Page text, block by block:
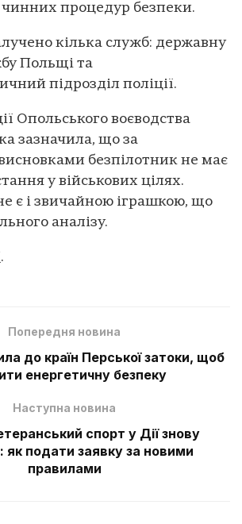
чинних процедур безпеки.
кілька служб: державну
Польщі та
підрозділ поліції.
Опольського воєводства
зазначила, що за
безпілотник не має
у військових цілях.
є і звичайною іграшкою, що
аналізу.
.
Попередня новина
до країн Перської затоки, щоб
енергетичну безпеку
Наступна новина
спорт у Дії знову
як подати заявку за новими
правилами